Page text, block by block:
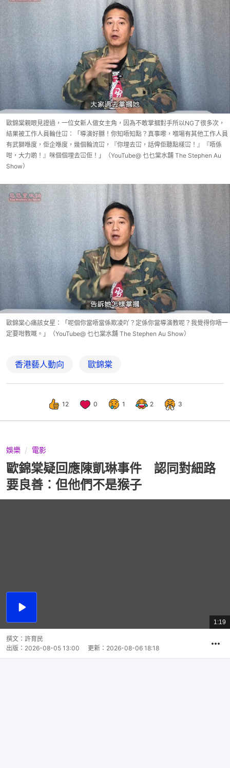
歐錦棠親眼見證過，一位女新人做女主角，因為不敢掌摑對手所以NG了很多次，
結果被工作人員輪住冚：「導演好嬲！你知唔知點？真事嚟，嗰場有其他工作人員
有武獅喺度，佢企喺度，幾個輪流冚，『你埋去冚，話俾佢聽點樣冚！』『唔係
咁，大力啲！』咪個個埋去冚佢！」（YouTube@ 乜乜棠水舖 The Stephen Au
Show）
歐錦棠心痛該女星：「呢個你當唔當係欺凌吖？定係你當導演教呢？我覺得你唔一
定要咁教嘅。」（YouTube@ 乜乜棠水舖 The Stephen Au Show）
香港藝人動向 歐錦棠
12 0 1 2 3
娛樂 電影
歐錦棠疑回應陳凱琳事件 認同對細路
要良善︰但他們不是猴子
播
片
總
共
1:19
撰文： 許育民
出版： 2026-08-05 13:00 更新： 2026-08-06 18:18